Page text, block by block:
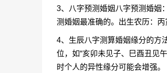
3、八字预测婚姻八字预测婚姻
测婚姻最准确的。出生农历：丙
4、生辰八字测算婚姻缘分的方
位，如“亥卯未见子、巳酉丑见
时个人的异性缘分可能会增强。